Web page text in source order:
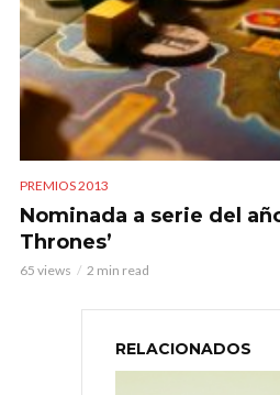
PREMIOS 2013
Nominada a serie del
Thrones’
65 views 2 min read
RELACIONADOS